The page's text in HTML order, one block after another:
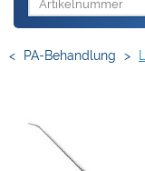
< PA-Behandlung >